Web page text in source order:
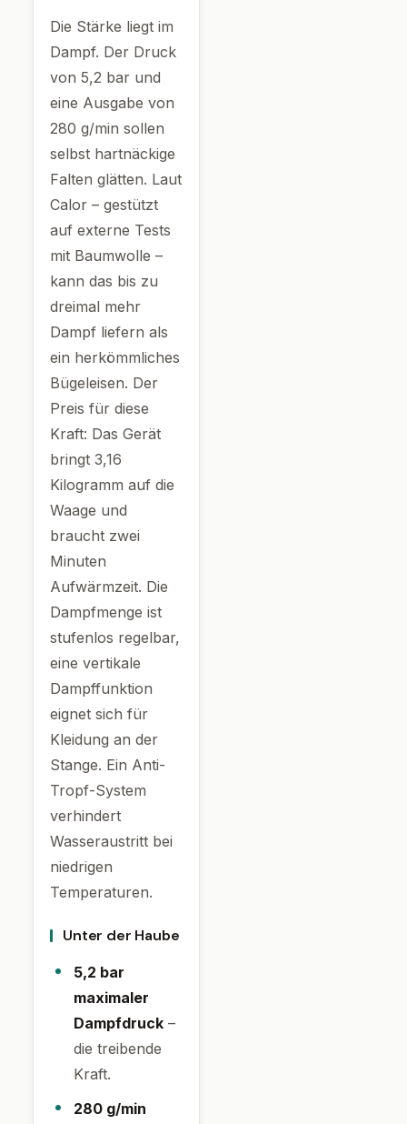
Die Stärke liegt im
Dampf. Der Druck
von 5,2 bar und
eine Ausgabe von
280 g/min sollen
selbst hartnäckige
Falten glätten. Laut
Calor – gestützt
auf externe Tests
mit Baumwolle –
kann das bis zu
dreimal mehr
Dampf liefern als
ein herkömmliches
Bügeleisen. Der
Preis für diese
Kraft: Das Gerät
bringt 3,16
Kilogramm auf die
Waage und
braucht zwei
Minuten
Aufwärmzeit. Die
Dampfmenge ist
stufenlos regelbar,
eine vertikale
Dampffunktion
eignet sich für
Kleidung an der
Stange. Ein Anti-
Tropf-System
verhindert
Wasseraustritt bei
niedrigen
Temperaturen.
Unter der Haube
5,2 bar
maximaler
Dampfdruck –
die treibende
Kraft.
280 g/min